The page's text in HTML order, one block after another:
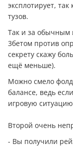
эксплотирует,
тузов.
Так и за обычным
3бетом против
секрету скажу
ещё меньше).
Можно смело
балансе, ведь
игровую
Второй очень
- Вы получили